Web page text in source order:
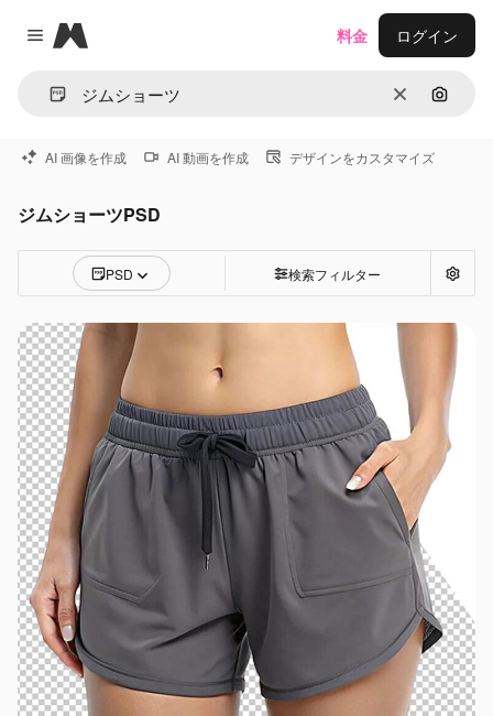
Close menu
Magnific
消去 画像で
料金 ログイン
AI 画像を作成 AI 動画を作成 デザインをカスタマイズ
ジムショーツPSD
PSD 検索フィルター